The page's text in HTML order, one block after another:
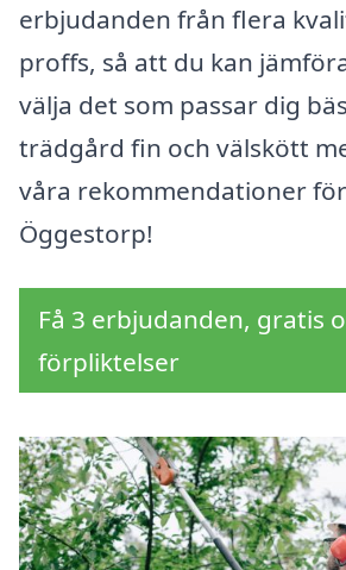
erbjudanden från flera
proffs, så att du kan
välja det som passar dig
trädgård fin och välskött
våra rekommendationer
Öggestorp!
Få 3 erbjudanden, gratis
förpliktelser